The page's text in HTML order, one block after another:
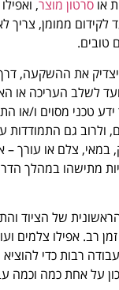
או סרטון מוצר,
לקידום ממומן, צריך
טובים.
את ההשקעה,
לשלב העריכה או
טכני מסוים ו/או
ולרוב גם
במאי, צלם או עורך
מתישהו במהלך
של הציוד
רב. אפילו צלמים
רבות כדי
על אחת כמה וכמה